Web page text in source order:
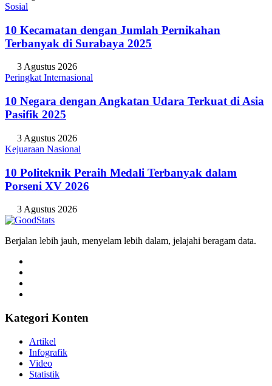
Sosial
10 Kecamatan dengan Jumlah Pernikahan
Terbanyak di Surabaya 2025
3 Agustus 2026
Peringkat Internasional
10 Negara dengan Angkatan Udara Terkuat di Asia
Pasifik 2025
3 Agustus 2026
Kejuaraan Nasional
10 Politeknik Peraih Medali Terbanyak dalam
Porseni XV 2026
3 Agustus 2026
Berjalan lebih jauh, menyelam lebih dalam, jelajahi beragam data.
Kategori Konten
Artikel
Infografik
Video
Statistik